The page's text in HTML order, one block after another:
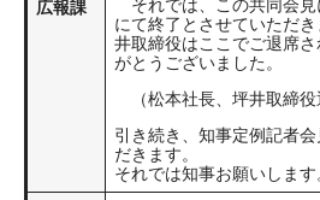
広報課
それでは、この共同会見
にて終了とさせていただ
井取締役はここでご退席
がとうございました。
（松本社長、坪井取締役
引き続き、知事定例記者
だきます。
それでは知事お願いします